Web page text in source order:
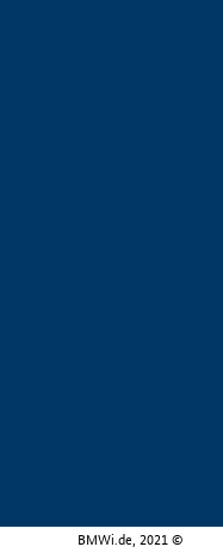
BMWi.de, 2021 ©